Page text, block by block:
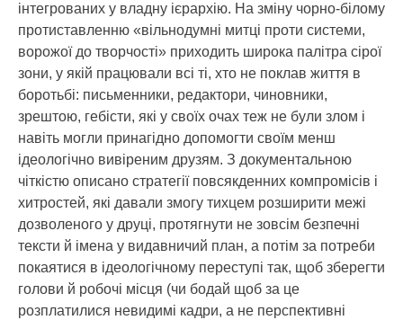
інтегрованих у владну ієрархію. На зміну чорно-білому
протиставленню «вільнодумні митці проти системи,
ворожої до творчості» приходить широка палітра сірої
зони, у якій працювали всі ті, хто не поклав життя в
боротьбі: письменники, редактори, чиновники,
зрештою, гебісти, які у своїх очах теж не були злом і
навіть могли принагідно допомогти своїм менш
ідеологічно вивіреним друзям. З документальною
чіткістю описано стратегії повсякденних компромісів і
хитростей, які давали змогу тихцем розширити межі
дозволеного у друці, протягнути не зовсім безпечні
тексти й імена у видавничий план, а потім за потреби
покаятися в ідеологічному переступі так, щоб зберегти
голови й робочі місця (чи бодай щоб за це
розплатилися невидимі кадри, а не перспективні